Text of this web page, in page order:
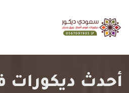
أحدث ديكورات